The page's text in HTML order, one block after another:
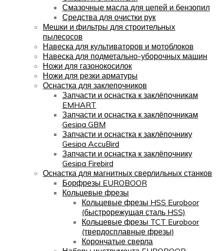
Смазочные масла для цепей и бензопил
Средства для очистки рук
Мешки и фильтры для строительных
пылесосов
Навеска для культиваторов и мотоблоков
Навеска для подметально-уборочных машин
Ножи для газонокосилок
Ножи для резки арматуры
Оснастка для заклепочников
Запчасти и оснастка к заклёпочникам
EMHART
Запчасти и оснастка к заклёпочникам
Gesipa GBM
Запчасти и оснастка к заклёпочнику
Gesipa AccuBird
Запчасти и оснастка к заклёпочнику
Gesipa Firebird
Оснастка для магнитных сверлильных станков
Борфрезы EUROBOOR
Кольцевые фрезы
Кольцевые фрезы HSS Euroboor
(быстрорежущая сталь HSS)
Кольцевые фрезы TCT Euroboor
(твердосплавные фрезы)
Корончатые сверла